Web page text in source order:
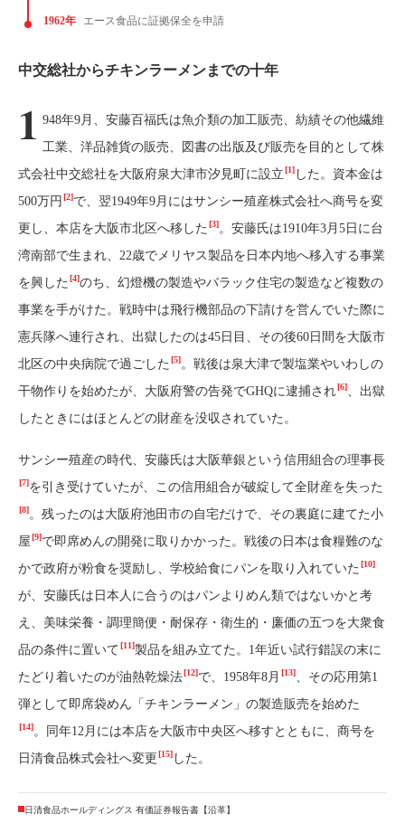
1962年 エース食品に証拠保全を申請
中交総社からチキンラーメンまでの十年
1 948年9月、安藤百福氏は魚介類の加工販売、紡績その他繊維
工業、洋品雑貨の販売、図書の出版及び販売を目的として株
式会社中交総社を大阪府泉大津市汐見町に設立[1] した。資本金は
500万円 [2]で、翌1949年9月にはサンシー殖産株式会社へ商号を変
更し、本店を大阪市北区へ移した [3]。安藤氏は1910年3月5日に台
湾南部で生まれ、22歳でメリヤス製品を日本内地へ移入する事業
を興した [4]のち、幻燈機の製造やバラック住宅の製造など複数の
事業を手がけた。戦時中は飛行機部品の下請けを営んでいた際に
憲兵隊へ連行され、出獄したのは45日目、その後60日間を大阪市
北区の中央病院で過ごした [5]。戦後は泉大津で製塩業やいわしの
干物作りを始めたが、大阪府警の告発でGHQに逮捕され[6]
、出獄
したときにはほとんどの財産を没収されていた。
サンシー殖産の時代、安藤氏は大阪華銀という信用組合の理事長
[7]を引き受けていたが、この信用組合が破綻して全財産を失った
[8]。残ったのは大阪府池田市の自宅だけで、その裏庭に建てた小
屋[9]で即席めんの開発に取りかかった。戦後の日本は食糧難のな
かで政府が粉食を奨励し、学校給食にパンを取り入れていた [10]
が、安藤氏は日本人に合うのはパンよりめん類ではないかと考
え、美味栄養・調理簡便・耐保存・衛生的・廉価の五つを大衆食
品の条件に置いて[11]製品を組み立てた。1年近い試行錯誤の末に
たどり着いたのが油熱乾燥法[12]で、1958年8月 [13]
、その応用第1
弾として即席袋めん「チキンラーメン」の製造販売を始めた
[14]。同年12月には本店を大阪市中央区へ移すとともに、商号を
日清食品株式会社へ変更[15] した。
日清食品ホールディングス 有価証券報告書【沿革】